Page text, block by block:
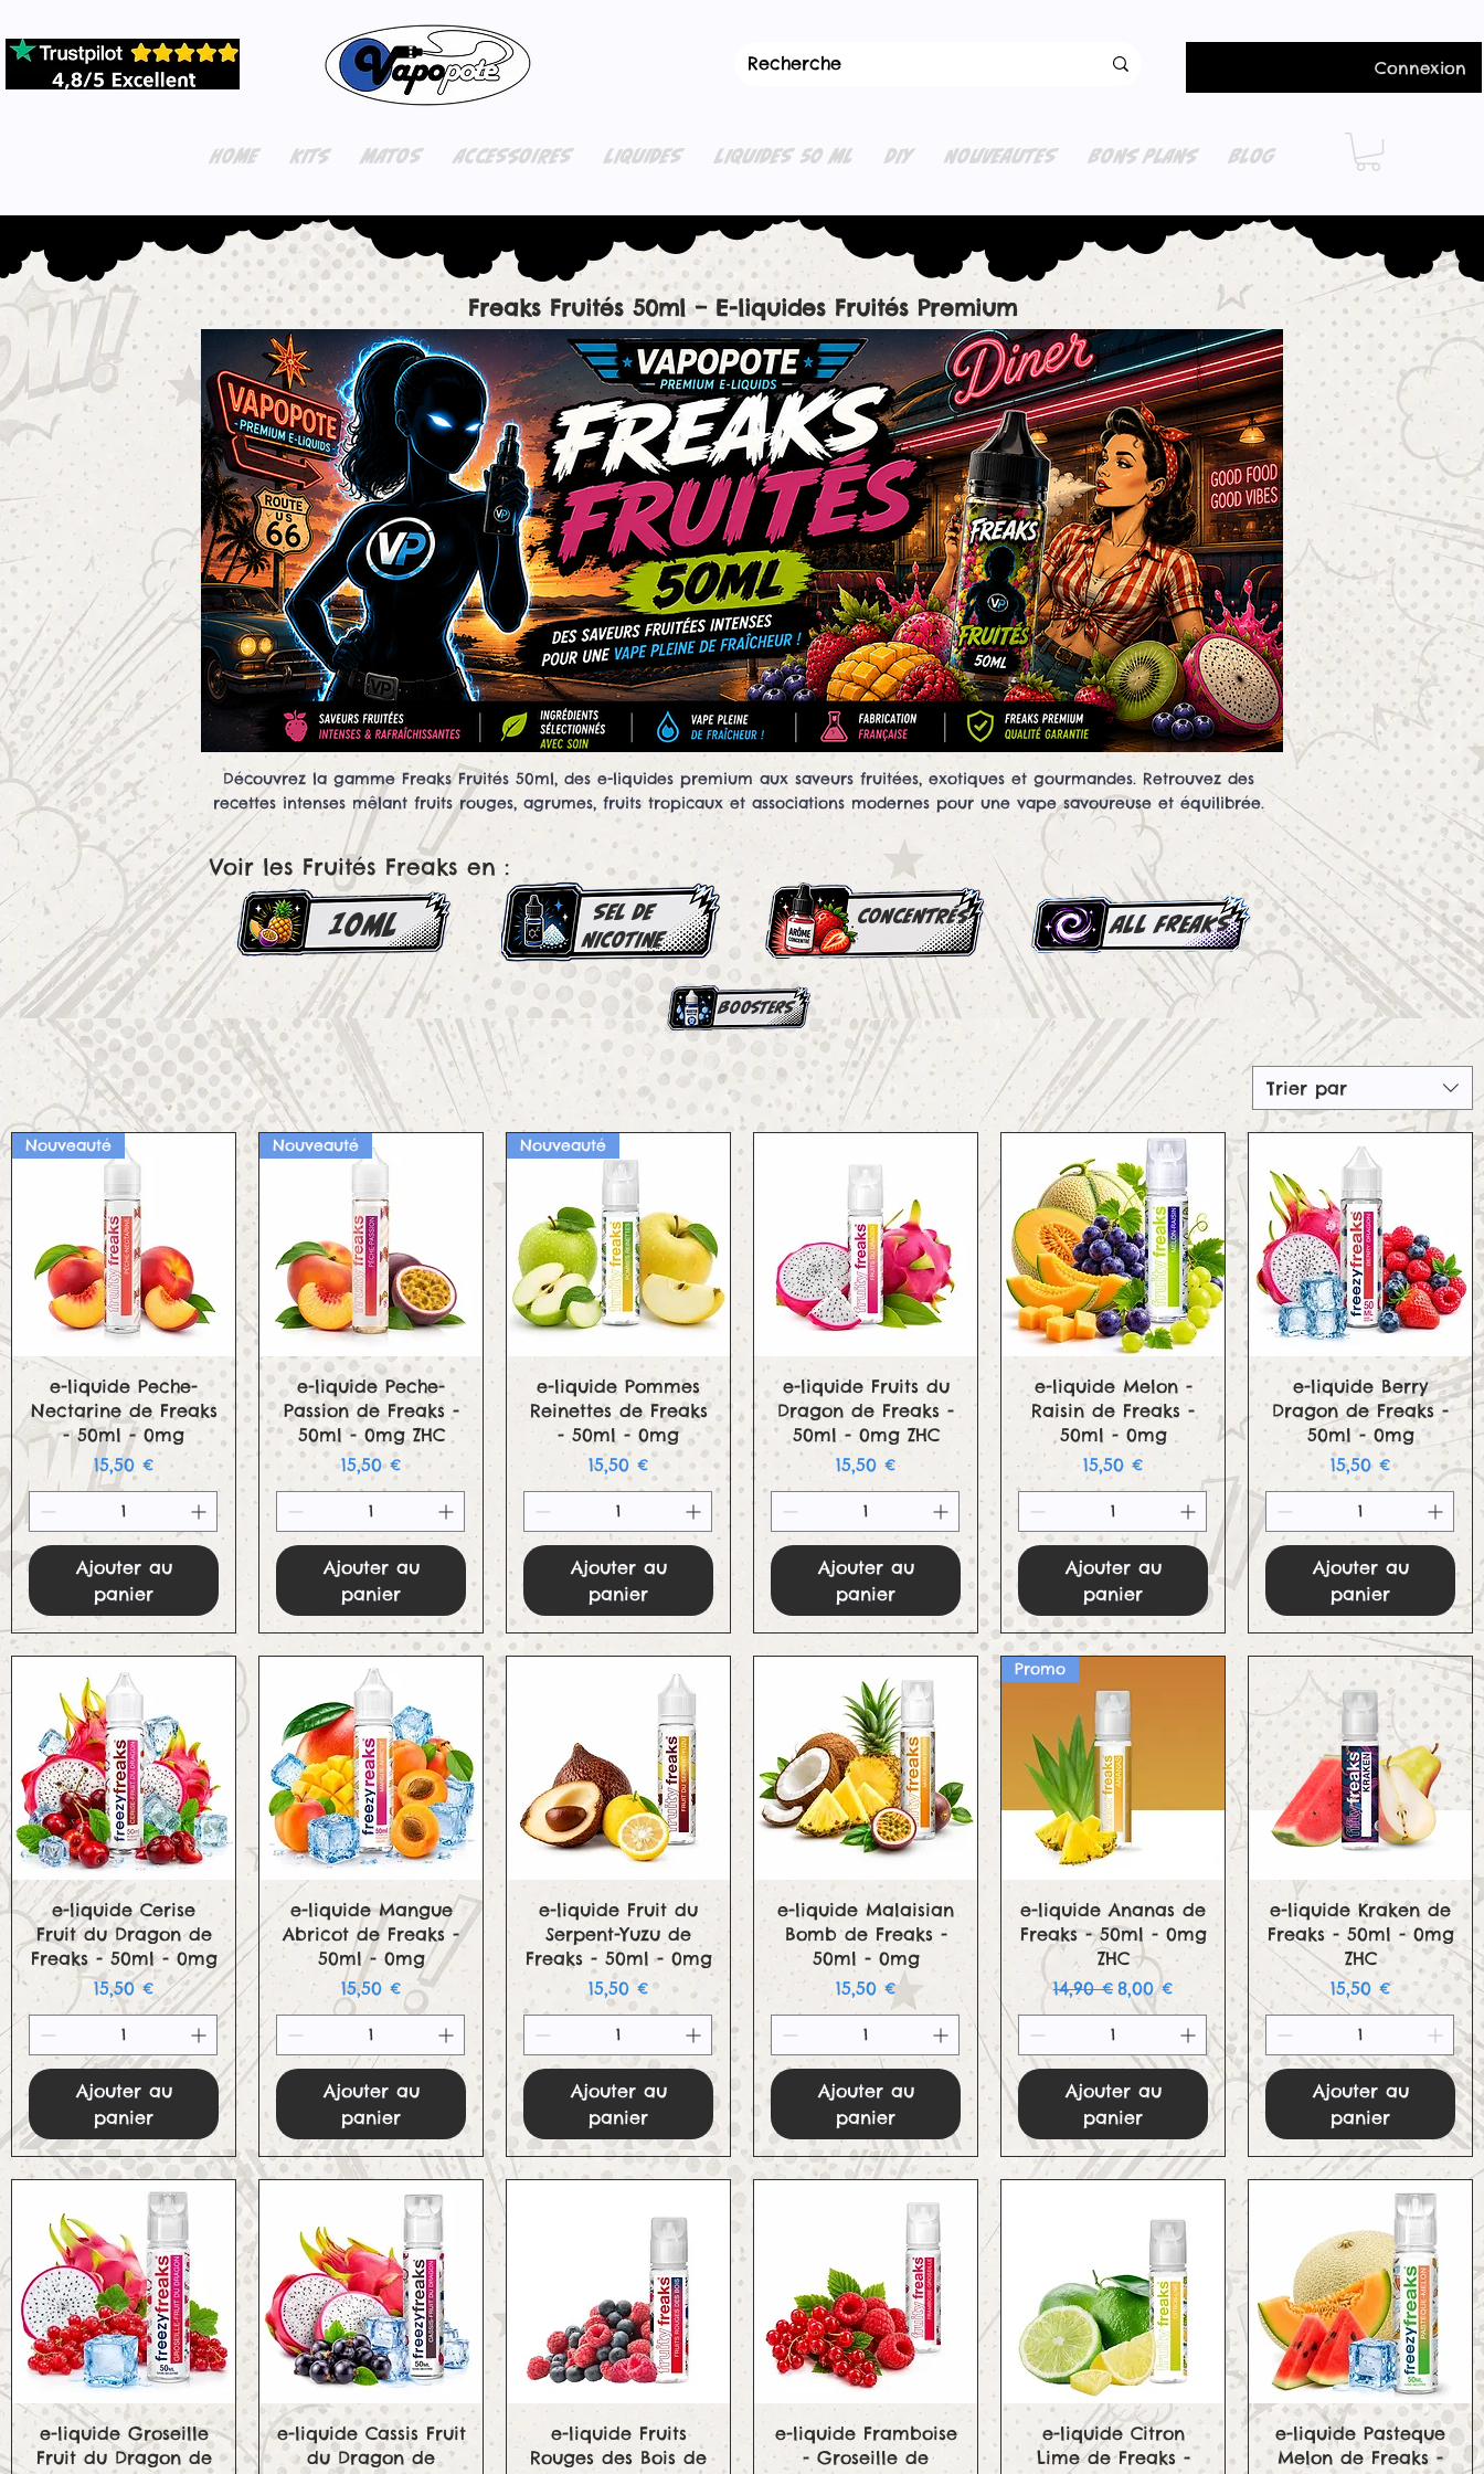
Connexion
HOME KITS MATOS ACCESSOIRES LIQUIDES LIQUIDES 50 ML DIY NOUVEAUTES BONS PLANS BLOG
Freaks Fruités 50ml – E-liquides Fruités Premium
Découvrez la gamme Freaks Fruités 50ml, des e-liquides premium aux saveurs fruitées, exotiques et gourmandes. Retrouvez des
recettes intenses mêlant fruits rouges, agrumes, fruits tropicaux et associations modernes pour une vape savoureuse et équilibrée.
Voir les Fruités Freaks en :
SEL DE
NICOTINE
10ml concentrés all Freaks
boosters
Trier par
Aperçu rapide
Nouveauté
e-liquide Peche-
Nectarine de Freaks
- 50ml - 0mg
Prix
15,50 €
Ajouter au
panier
Aperçu rapide
Nouveauté
e-liquide Peche-
Passion de Freaks -
50ml - 0mg ZHC
Prix
15,50 €
Ajouter au
panier
Aperçu rapide
Nouveauté
e-liquide Pommes
Reinettes de Freaks
- 50ml - 0mg
Prix
15,50 €
Ajouter au
panier
Aperçu rapide
e-liquide Fruits du
Dragon de Freaks -
50ml - 0mg ZHC
Prix
15,50 €
Ajouter au
panier
Aperçu rapide
e-liquide Melon -
Raisin de Freaks -
50ml - 0mg
Prix
15,50 €
Ajouter au
panier
Aperçu rapide
e-liquide Berry
Dragon de Freaks -
50ml - 0mg
Prix
15,50 €
Ajouter au
panier
Aperçu rapide
e-liquide Cerise
Fruit du Dragon de
Freaks - 50ml - 0mg
Prix
15,50 €
Ajouter au
panier
Aperçu rapide
e-liquide Mangue
Abricot de Freaks -
50ml - 0mg
Prix
15,50 €
Ajouter au
panier
Aperçu rapide
e-liquide Fruit du
Serpent-Yuzu de
Freaks - 50ml - 0mg
Prix
15,50 €
Ajouter au
panier
Aperçu rapide
e-liquide Malaisian
Bomb de Freaks -
50ml - 0mg
Prix
15,50 €
Ajouter au
panier
Aperçu rapide
Promo
e-liquide Ananas de
Freaks - 50ml - 0mg
ZHC
Prix original
14,90 € Prix promotionnel
8,00 €
Ajouter au
panier
Aperçu rapide
e-liquide Kraken de
Freaks - 50ml - 0mg
ZHC
Prix
15,50 €
Ajouter au
panier
Aperçu rapide
e-liquide Groseille
Fruit du Dragon de
Aperçu rapide
e-liquide Cassis Fruit
du Dragon de
Aperçu rapide
e-liquide Fruits
Rouges des Bois de
Aperçu rapide
e-liquide Framboise
- Groseille de
Aperçu rapide
e-liquide Citron
Lime de Freaks -
Aperçu rapide
e-liquide Pasteque
Melon de Freaks -